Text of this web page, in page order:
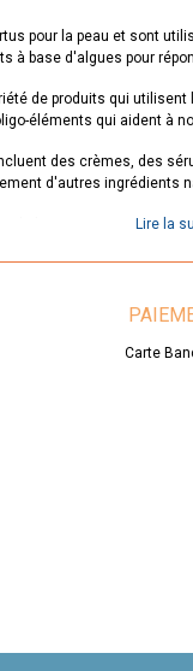
pour la peau et sont
à base d'algues pour
de produits qui
éléments qui aident à
des crèmes, des
d'autres ingrédients
de la gamme. Cette
et éclatante. Il est parfait
profiter des
d'offrir des traitements
vous pouvez
choix idéal pour les
Lire la
Carte